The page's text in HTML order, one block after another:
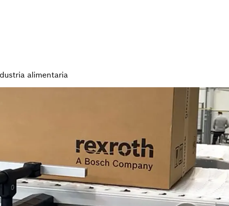
alimentaria